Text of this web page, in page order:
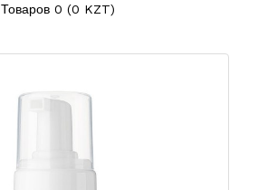
Товаров 0 (0 KZT)